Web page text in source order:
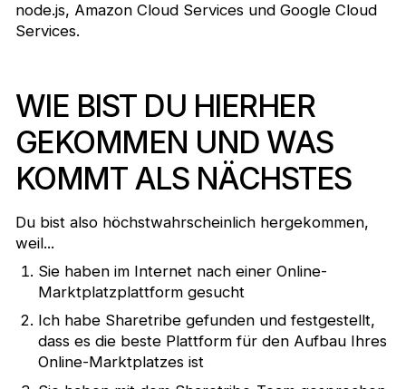
node.js, Amazon Cloud Services und Google Cloud
Services.
WIE BIST DU HIERHER
GEKOMMEN UND WAS
KOMMT ALS NÄCHSTES
Du bist also höchstwahrscheinlich hergekommen,
weil...
Sie haben im Internet nach einer Online-
Marktplatzplattform gesucht
Ich habe Sharetribe gefunden und festgestellt,
dass es die beste Plattform für den Aufbau Ihres
Online-Marktplatzes ist